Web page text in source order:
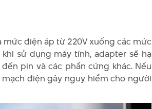
điện áp từ 220V xuống các mức
sử dụng máy tính, adapter sẽ hạ
pin và các phần cứng khác. Nếu
điện gây nguy hiểm cho người